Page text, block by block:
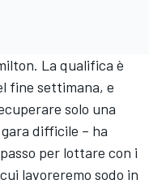
La qualifica è
fine settimana, e
solo una
difficile – ha
per lottare con i
lavoreremo sodo in